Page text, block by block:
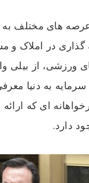
های مختلف
گذاری در
از بیلی
به دنیا
ای که
دارد.